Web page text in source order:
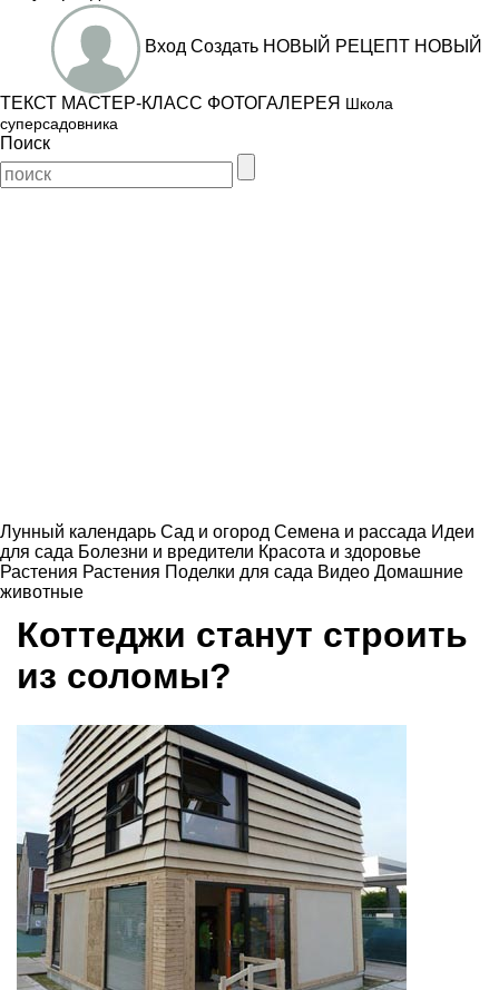
Вход Создать НОВЫЙ РЕЦЕПТ НОВЫЙ
ТЕКСТ МАСТЕР-КЛАСС ФОТОГАЛЕРЕЯ Школа
суперсадовника
Поиск
Лунный календарь Сад и огород Семена и рассада Идеи
для сада Болезни и вредители Красота и здоровье
Растения Растения Поделки для сада Видео Домашние
животные
Коттеджи станут строить
из соломы?